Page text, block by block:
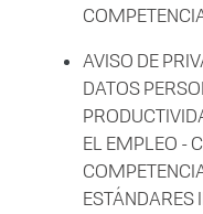
AVISO DE
DATOS
EL EMPLEO -
ESTÁNDARES